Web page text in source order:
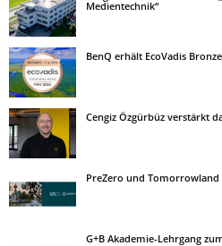
Medientechnik“
BenQ erhält EcoVadis
Cengiz Özgürbüz verstärkt
PreZero und
G+B Akademie-Lehrgang